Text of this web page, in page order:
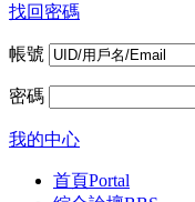
找回密碼
帳號
密碼
我的中心
首頁Portal